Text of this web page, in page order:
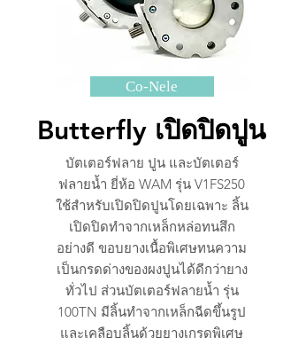
Co-Nele
Butterfly เปิดปิดปูน
บัตเตอร์ฟลาย ปูน และบัตเตอร์
ฟลายน้ำ ยี่ห้อ WAM รุ่น V1FS250
ใช้สำหรับเปิดปิดปูนโดยเฉพาะ ลิ้น
เปิดปิดทำจากเหล็กหล่อทนสึก
อย่างดี ขอบยางเนื้อพิเศษทนความ
เป็นกรดด่างของผงปูนได้ดีกว่ายาง
ทั่วไป ส่วนบัตเตอร์ฟลายน้ำ รุ่น
100TN มีลิ้นทำจากเหล็กฉีดขึ้นรูป
และเคลือบลิ้นด้วยยางเกรดพิเศษ